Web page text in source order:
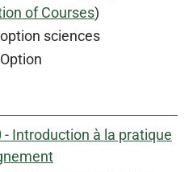
of Courses)
sciences
- Introduction à la pratique